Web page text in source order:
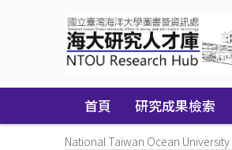
首頁 研究成果檢索
National Taiwan Ocean